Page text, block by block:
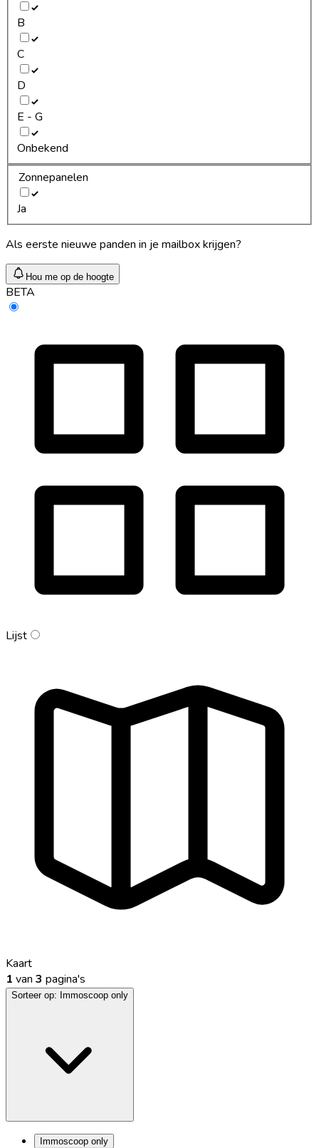
B
C
D
E - G
Onbekend
Zonnepanelen
Ja
Als eerste nieuwe panden in je mailbox krijgen?
Hou me op de hoogte
BETA
Lijst
Kaart
1 van 3 pagina's
Sorteer op: Immoscoop only
Immoscoop only